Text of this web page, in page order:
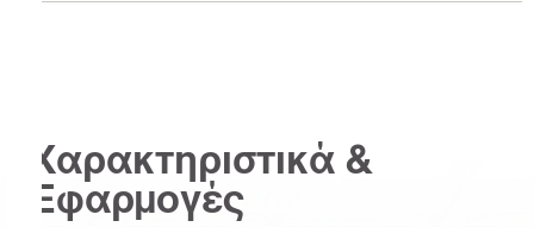
Χαρακτηριστικά &
Εφαρμογές